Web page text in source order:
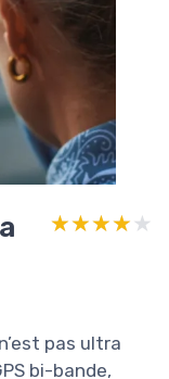
★★★★★
★★★★★
pas ultra
bi-bande,